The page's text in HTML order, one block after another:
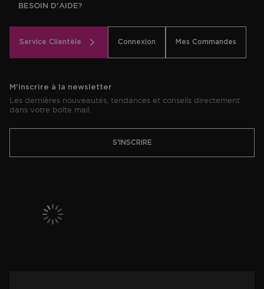
BESOIN D'AIDE?
Service Clientèle Connexion Mes Commandes
M'inscrire à la newsletter
Les dernières nouveautés, tendances et conseils directement
dans votre boîte mail.
S'INSCRIRE